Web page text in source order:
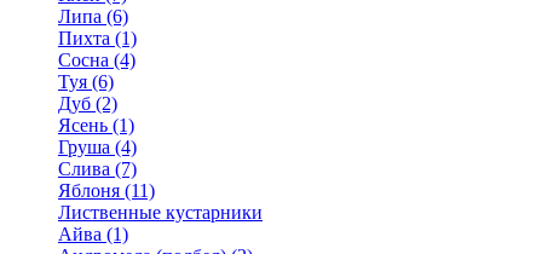
Липа (6)
Пихта (1)
Сосна (4)
Туя (6)
Дуб (2)
Ясень (1)
Груша (4)
Слива (7)
Яблоня (11)
Лиственные кустарники
Айва (1)